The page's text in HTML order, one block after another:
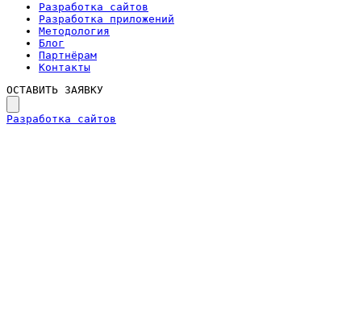
Разработка сайтов
Разработка приложений
Методология
Блог
Партнёрам
Контакты
ОСТАВИТЬ ЗАЯВКУ
Разработка сайтов